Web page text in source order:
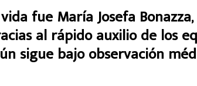
fue María Josefa Bonazza,
al rápido auxilio de los
sigue bajo observación